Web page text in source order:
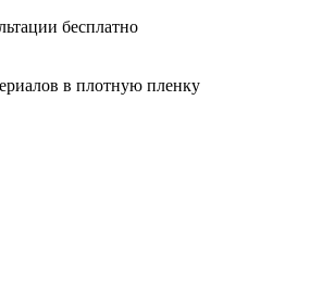
бесплатно
в плотную пленку